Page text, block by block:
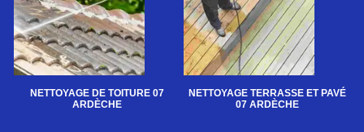
NETTOYAGE DE TOITURE 07
ARDÈCHE
NETTOYAGE TERRASSE ET PAVÉ
07 ARDÈCHE